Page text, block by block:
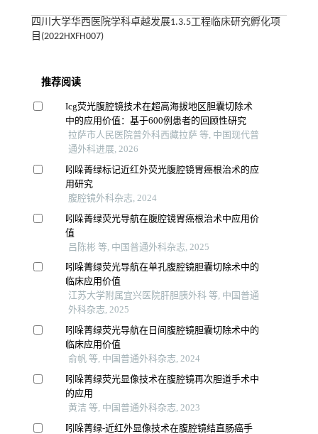
四川大学华西医院学科卓越发展1.3.5工程临床研究孵化项
目(2022HXFH007)